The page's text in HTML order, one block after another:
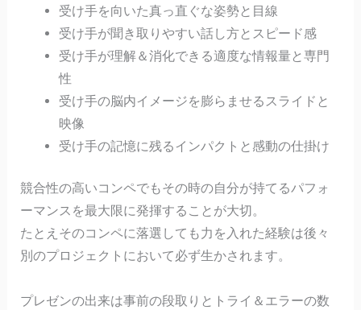
受け手を向いた真っ直ぐな姿勢と目線
受け手が聞き取りやすい話し方とスピード感
受け手が理解＆消化できる適度な情報量と専門
性
受け手の脳内イメージを膨らませるスライドと
映像
受け手の記憶に残るインパクトと感動の仕掛け
競合性の高いコンペでもその時の自分が持てるパフォ
ーマンスを最大限に発揮することが大切。
たとえそのコンペに落選しても力を入れた経験は後々
別のプロジェクトにおいて必ず生かされます。
プレゼンの出来は事前の段取りとトライ＆エラーの数